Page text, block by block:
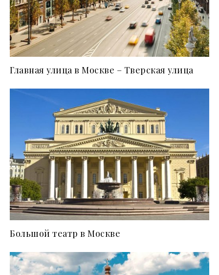
Главная улица в Москве – Тверская улица
Большой театр в Москве